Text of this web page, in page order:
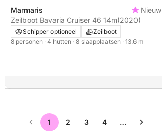
Marmaris
Nieuw
Zeilboot Bavaria Cruiser 46 14m(2020)
Schipper optioneel
Zeilboot
8 personen · 4 hutten · 8 slaapplaatsen · 13.6 m
1 2 3 4 …